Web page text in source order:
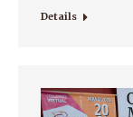
Details